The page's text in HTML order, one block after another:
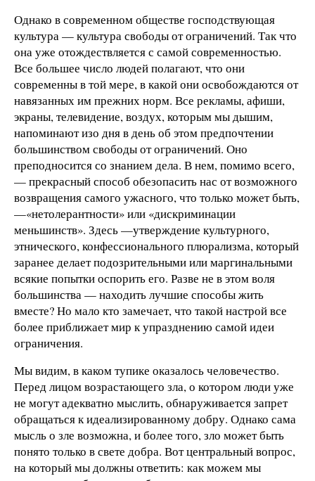
Однако в современном обществе господствующая
культура — культура свободы от ограничений. Так что
она уже отождествляется с самой современностью.
Все большее число людей полагают, что они
современны в той мере, в какой они освобождаются от
навязанных им прежних норм. Все рекламы, афиши,
экраны, телевидение, воздух, которым мы дышим,
напоминают изо дня в день об этом предпочтении
большинством свободы от ограничений. Оно
преподносится со знанием дела. В нем, помимо всего,
— прекрасный способ обезопасить нас от возможного
возвращения самого ужасного, что только может быть,
—«нетолерантности» или «дискриминации
меньшинств». Здесь —утверждение культурного,
этнического, конфессионального плюрализма, который
заранее делает подозрительными или маргинальными
всякие попытки оспорить его. Разве не в этом воля
большинства — находить лучшие способы жить
вместе? Но мало кто замечает, что такой настрой все
более приближает мир к упразднению самой идеи
ограничения.
Мы видим, в каком тупике оказалось человечество.
Перед лицом возрастающего зла, о котором люди уже
не могут адекватно мыслить, обнаруживается запрет
обращаться к идеализированному добру. Однако сама
мысль о зле возможна, и более того, зло может быть
понято только в свете добра. Вот центральный вопрос,
на который мы должны ответить: как можем мы